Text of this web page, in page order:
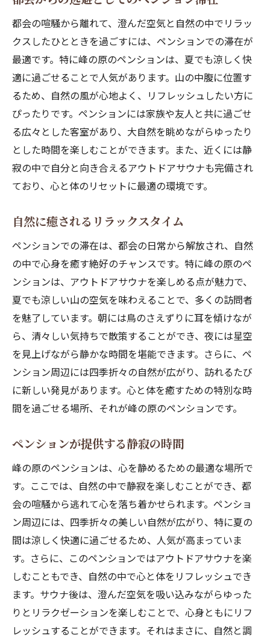
都会の喧騒から離れて、澄んだ空気と自然の中でリラッ
クスしたひとときを過ごすには、ペンションでの滞在が
最適です。特に峰の原のペンションは、夏でも涼しく快
適に過ごせることで人気があります。山の中腹に位置す
るため、自然の風が心地よく、リフレッシュしたい方に
ぴったりです。ペンションには家族や友人と共に過ごせ
る広々とした客室があり、大自然を眺めながらゆったり
とした時間を楽しむことができます。また、近くには静
寂の中で自分と向き合えるアウトドアサウナも完備され
ており、心と体のリセットに最適の環境です。
自然に癒されるリラックスタイム
ペンションでの滞在は、都会の日常から解放され、自然
の中で心身を癒す絶好のチャンスです。特に峰の原のペ
ンションは、アウトドアサウナを楽しめる点が魅力で、
夏でも涼しい山の空気を味わえることで、多くの訪問者
を魅了しています。朝には鳥のさえずりに耳を傾けなが
ら、清々しい気持ちで散策することができ、夜には星空
を見上げながら静かな時間を堪能できます。さらに、ペ
ンション周辺には四季折々の自然が広がり、訪れるたび
に新しい発見があります。心と体を癒すための特別な時
間を過ごせる場所、それが峰の原のペンションです。
ペンションが提供する静寂の時間
峰の原のペンションは、心を静めるための最適な場所で
す。ここでは、自然の中で静寂を楽しむことができ、都
会の喧騒から逃れて心を落ち着かせられます。ペンショ
ン周辺には、四季折々の美しい自然が広がり、特に夏の
間は涼しく快適に過ごせるため、人気が高まっていま
す。さらに、このペンションではアウトドアサウナを楽
しむこともでき、自然の中で心と体をリフレッシュでき
ます。サウナ後は、澄んだ空気を吸い込みながらゆった
りとリラクゼーションを楽しむことで、心身ともにリフ
レッシュすることができます。それはまさに、自然と調